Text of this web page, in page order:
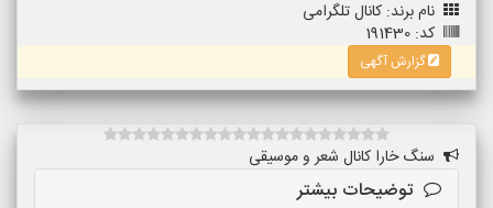
نام برند: کانال تلگرامی
کد: 191430
گزارش آگهی
سنگ خارا کانال شعر و موسیقی
توضیحات بیشتر